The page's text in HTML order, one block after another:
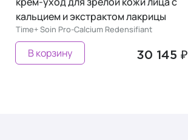
кальцием и экстрактом лакрицы
Time+ Soin Pro-Calcium Redensifiant
30 145 ₽
В корзину